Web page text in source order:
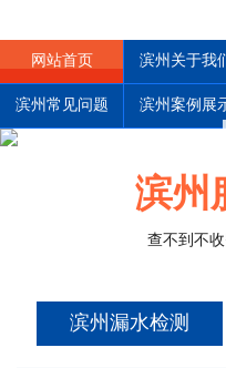
网站首页 滨州关于我
滨州常见问题 滨州案例展
滨州
查不到不
滨州漏水检测